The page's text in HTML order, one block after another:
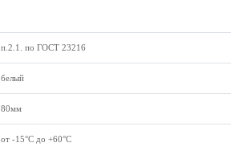
п.2.1. по ГОСТ 23216
белый
80мм
от -15°С до +60°С